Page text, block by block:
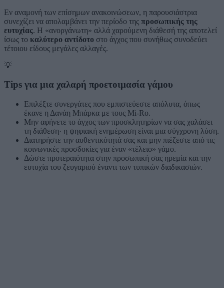
Εν αναμονή των επίσημων ανακοινώσεων, η παρουσιάστρια
συνεχίζει να απολαμβάνει την περίοδο της προσωπικής της
ευτυχίας. Η «ανοργάνωτη» αλλά χαρούμενη διάθεσή της αποτελεί
ίσως το καλύτερο αντίδοτο στο άγχος που συνήθως συνοδεύει
τέτοιου είδους μεγάλες αλλαγές.
💡
Tips για μια χαλαρή προετοιμασία γάμου
Επιλέξτε συνεργάτες που εμπιστεύεστε απόλυτα, όπως
έκανε η Δανάη Μπάρκα με τους Mi-Ro.
Μην αφήνετε το άγχος των προσκλητηρίων να σας χαλάσει
τη διάθεση· η ψηφιακή ενημέρωση είναι μια σύγχρονη λύση.
Διατηρήστε την αυθεντικότητά σας και μην πιέζεστε από τις
κοινωνικές προσδοκίες για έναν «τέλειο» γάμο.
Δώστε προτεραιότητα στην προσωπική σας ηρεμία και την
ευτυχία του ζευγαριού έναντι των τυπικών διαδικασιών.